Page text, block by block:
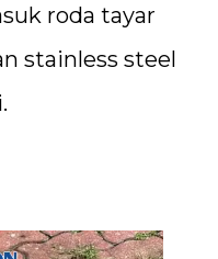
roda tayar
stainless steel